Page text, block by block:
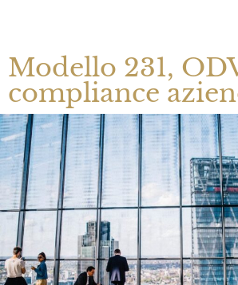
Modello 231,
compliance